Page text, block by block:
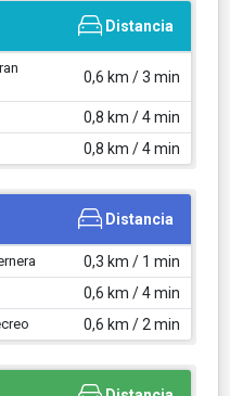
Distancia
0,6 km / 3 min
0,8 km / 4 min
0,8 km / 4 min
Distancia
0,3 km / 1 min
0,6 km / 4 min
0,6 km / 2 min